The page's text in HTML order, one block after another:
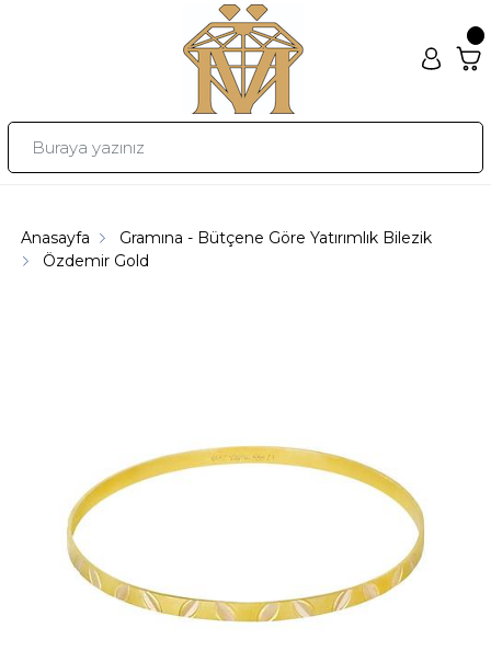
Anasayfa
Gramına - Bütçene Göre Yatırımlık Bilezik
Özdemir Gold